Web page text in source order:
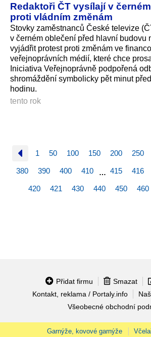
Redaktoři ČT vysílají v
proti vládním změnám
Stovky zaměstnanců České televize
v černém oblečení před hlavní budovu
vyjádřit protest proti změnám ve
veřejnoprávních médií, které chce
Iniciativa Veřejnoprávně podpořená
shromáždění symbolicky pět minut
hodinu.
tento rok
1 50 100 150 200 250
380 390 400 410 … 415 416
420 421 430 440 450 460
Přidat firmu Smazat
Kontakt, reklama / Portaly.info
Všeobecné obchodní
Garnýže, kovové garnýže